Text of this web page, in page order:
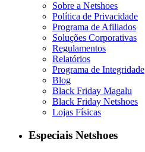
Sobre a Netshoes
Política de Privacidade
Programa de Afiliados
Soluções Corporativas
Regulamentos
Relatórios
Programa de Integridade
Blog
Black Friday Magalu
Black Friday Netshoes
Lojas Físicas
Especiais Netshoes